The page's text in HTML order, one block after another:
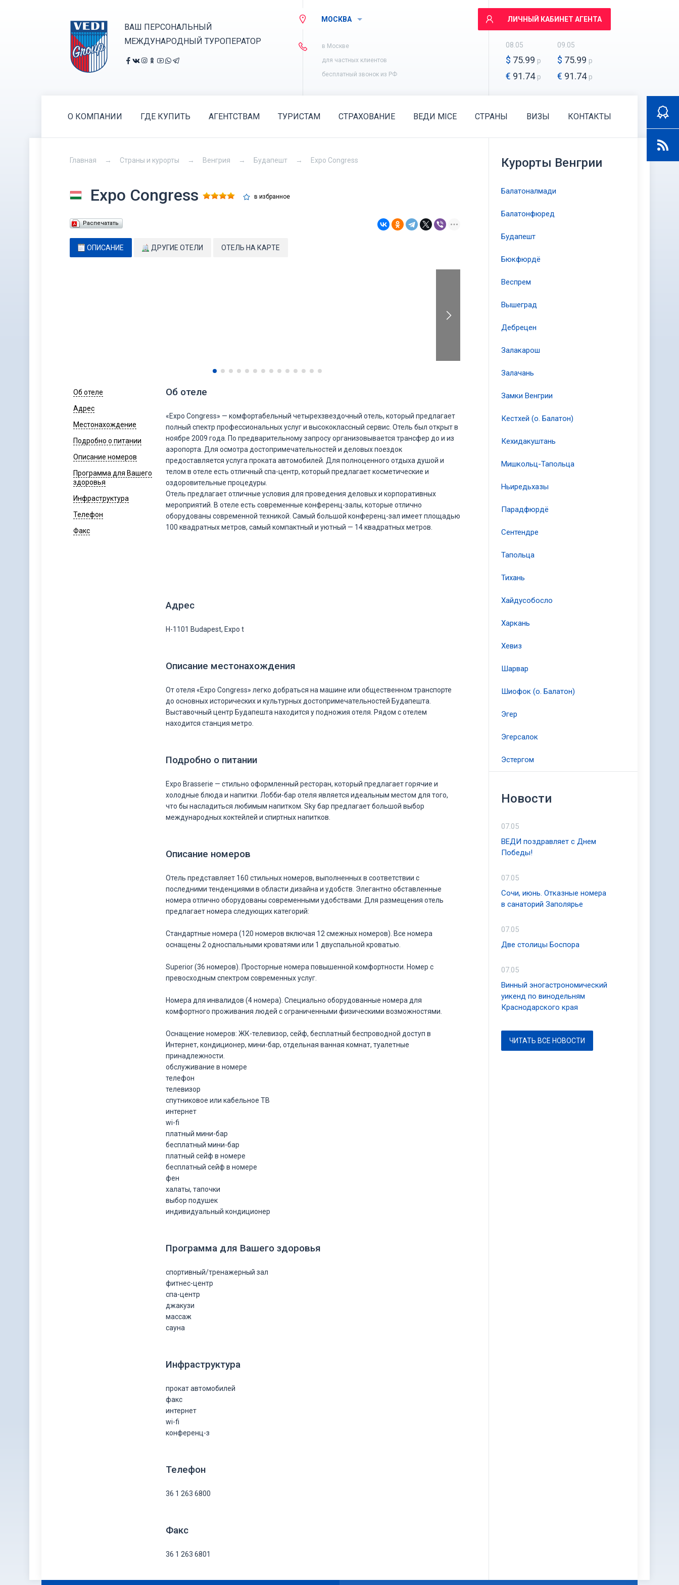
ВАШ ПЕРСОНАЛЬНЫЙ
МЕЖДУНАРОДНЫЙ ТУРОПЕРАТОР
МОСКВА
в Москве
для частных клиентов
бесплатный звонок из РФ
ЛИЧНЫЙ КАБИНЕТ АГЕНТА
08.05
$ 75.99 р
€ 91.74 р
09.05
$ 75.99 р
€ 91.74 р
О КОМПАНИИ ГДЕ КУПИТЬ АГЕНТСТВАМ ТУРИСТАМ СТРАХОВАНИЕ ВЕДИ MICE СТРАНЫ ВИЗЫ КОНТАКТЫ
Главная Страны и курорты Венгрия Будапешт Expo Congress
Expo Congress в избранное
Распечатать
ОПИСАНИЕ ДРУГИЕ ОТЕЛИ ОТЕЛЬ НА КАРТЕ
Об отеле
Адрес
Местонахождение
Подробно о питании
Описание номеров
Программа для Вашего
здоровья
Инфраструктура
Телефон
Факс
Об отеле
«Expo Congress» — комфортабельный четырехзвездочный отель, который предлагает
полный спектр профессиональных услуг и высококлассный сервис. Отель был открыт в
ноябре 2009 года. По предварительному запросу организовывается трансфер до и из
аэропорта. Для осмотра достопримечательностей и деловых поездок
предоставляется услуга проката автомобилей. Для полноценного отдыха душой и
телом в отеле есть отличный спа-центр, который предлагает косметические и
оздоровительные процедуры.
Отель предлагает отличные условия для проведения деловых и корпоративных
мероприятий. В отеле есть современные конференц-залы, которые отлично
оборудованы современной техникой. Самый большой конференц-зал имеет площадью
100 квадратных метров, самый компактный и уютный — 14 квадратных метров.
Адрес
H-1101 Budapest, Expo t
Описание местонахождения
От отеля «Expo Congress» легко добраться на машине или общественном транспорте
до основных исторических и культурных достопримечательностей Будапешта.
Выставочный центр Будапешта находится у подножия отеля. Рядом с отелем
находится станция метро.
Подробно о питании
Expo Brasserie — стильно оформленный ресторан, который предлагает горячие и
холодные блюда и напитки. Лобби-бар отеля является идеальным местом для того,
что бы насладиться любимым напитком. Sky бар предлагает большой выбор
международных коктейлей и спиртных напитков.
Описание номеров
Отель представляет 160 стильных номеров, выполненных в соответствии с
последними тенденциями в области дизайна и удобств. Элегантно обставленные
номера отлично оборудованы современными удобствами. Для размещения отель
предлагает номера следующих категорий:
Стандартные номера (120 номеров включая 12 смежных номеров). Все номера
оснащены 2 односпальными кроватями или 1 двуспальной кроватью.
Superior (36 номеров). Просторные номера повышенной комфортности. Номер с
превосходным спектром современных услуг.
Номера для инвалидов (4 номера). Специально оборудованные номера для
комфортного проживания людей с ограниченными физическими возможностями.
Оснащение номеров: ЖК-телевизор, сейф, бесплатный беспроводной доступ в
Интернет, кондиционер, мини-бар, отдельная ванная комнат, туалетные
принадлежности.
обслуживание в номере
телефон
телевизор
спутниковое или кабельное ТВ
интернет
wi-fi
платный мини-бар
бесплатный мини-бар
платный сейф в номере
бесплатный сейф в номере
фен
халаты, тапочки
выбор подушек
индивидуальный кондиционер
Программа для Вашего здоровья
спортивный/тренажерный зал
фитнес-центр
спа-центр
джакузи
массаж
сауна
Инфраструктура
прокат автомобилей
факс
интернет
wi-fi
конференц-з
Телефон
36 1 263 6800
Факс
36 1 263 6801
Курорты Венгрии
Балатоналмади
Балатонфюред
Будапешт
Бюкфюрдё
Веспрем
Вышеград
Дебрецен
Залакарош
Залачань
Замки Венгрии
Кестхей (о. Балатон)
Кехидакуштань
Мишкольц-Тапольца
Ньиредьхазы
Парадфюрдё
Сентендре
Тапольца
Тихань
Хайдусобосло
Харкань
Хевиз
Шарвар
Шиофок (о. Балатон)
Эгер
Эгерсалок
Эстергом
Новости
07.05
ВЕДИ поздравляет с Днем
Победы!
07.05
Сочи, июнь. Отказные номера
в санаторий Заполярье
07.05
Две столицы Боспора
07.05
Винный эногастрономический
уикенд по винодельням
Краснодарского края
ЧИТАТЬ ВСЕ НОВОСТИ